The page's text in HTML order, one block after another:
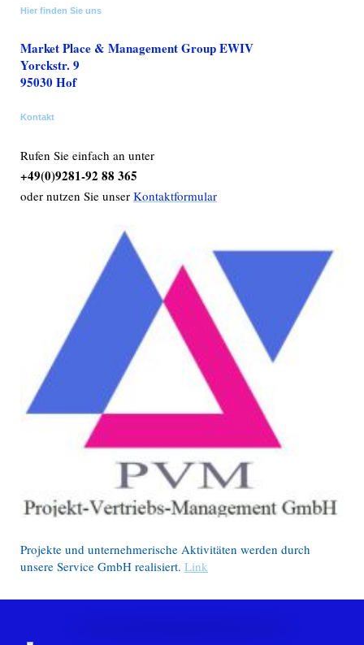
Hier finden Sie uns
Market Place & Management Group EWIV
Yorckstr. 9
95030Hof
Kontakt
Rufen Sie einfach an unter
+49(0)9281-92 88 365
oder nutzen Sie unser Kontaktformular
Projekte und unternehmerische Aktivitäten werden durch
unsere Service GmbH realisiert. Link